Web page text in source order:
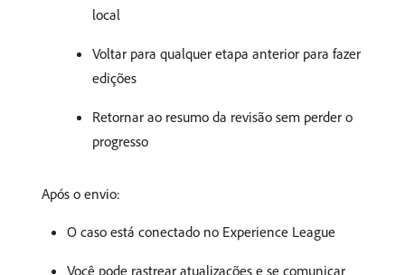
local
Voltar para qualquer etapa anterior para fazer
edições
Retornar ao resumo da revisão sem perder o
progresso
Após o envio:
O caso está conectado no Experience League
Você pode rastrear atualizações e se comunicar